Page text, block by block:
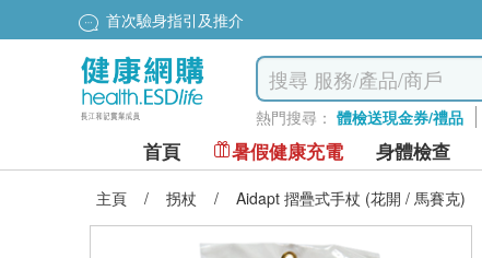
首次驗身指引及推介
熱門搜尋： 體檢送現金券/禮品
首頁 暑假健康充電 身體檢查
主頁 / 拐杖 / Aidapt 摺疊式手杖 (花開 / 馬賽克)